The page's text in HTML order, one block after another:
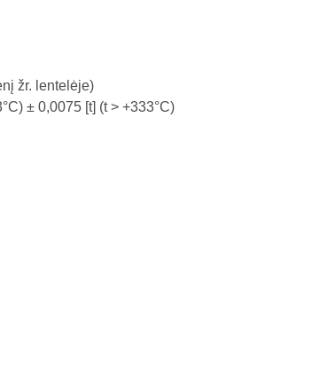
žr. lentelėje)
± 0,0075 [t] (t > +333°C)